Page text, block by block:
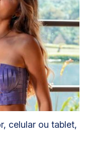
celular ou tablet,